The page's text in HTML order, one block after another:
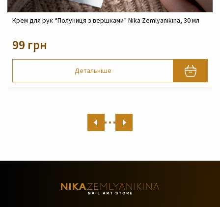
Крем реконструюючий живильний для обличчя Nika
820 грн
Детальніше